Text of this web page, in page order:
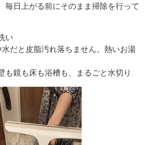
毎日上がる前にそのまま掃除を行って
い
だと皮脂汚れ落ちません。熱いお湯
鏡も床も浴槽も、まるごと水切り